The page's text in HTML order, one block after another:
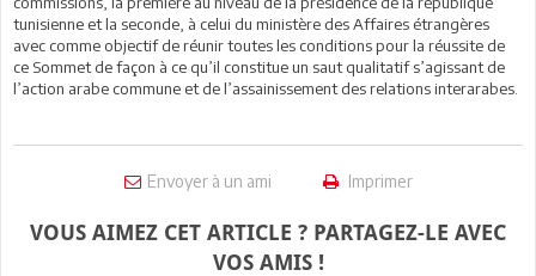
tunisienne et la seconde, à celui du ministère des Affaires étrangères
avec comme objectif de réunir toutes les conditions pour la réussite de
ce Sommet de façon à ce qu’il constitue un saut qualitatif s’agissant de
l’action arabe commune et de l’assainissement des relations interarabes.
Envoyer à un ami Imprimer
VOUS AIMEZ CET ARTICLE ? PARTAGEZ-LE AVEC
VOS AMIS !